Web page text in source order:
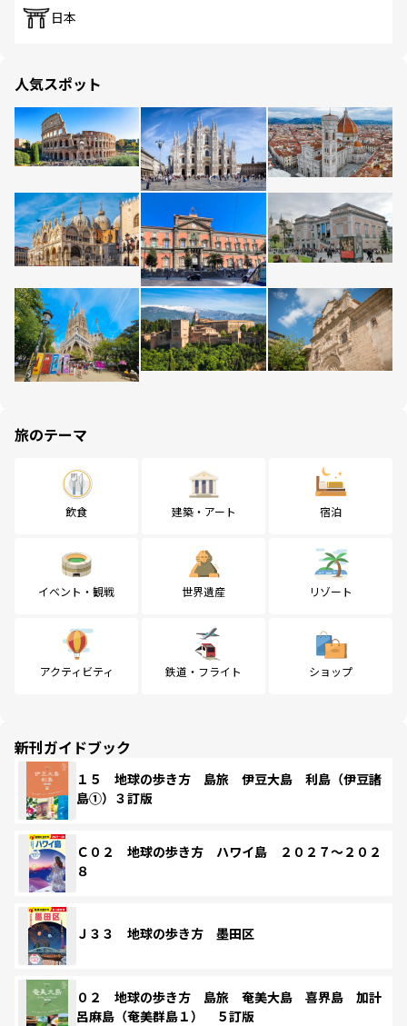
日本
人気スポット
旅のテーマ
飲食 建築・アート 宿泊
イベント・観戦 世界遺産 リゾート
アクティビティ 鉄道・フライト ショップ
新刊ガイドブック
１５ 地球の歩き方 島旅 伊豆大島 利島（伊豆諸
島①）３訂版
Ｃ０２ 地球の歩き方 ハワイ島 ２０２７～２０２
８
Ｊ３３ 地球の歩き方 墨田区
０２ 地球の歩き方 島旅 奄美大島 喜界島 加計
呂麻島（奄美群島１） ５訂版